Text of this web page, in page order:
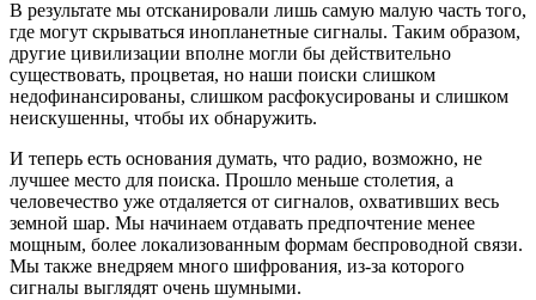
В результате мы отсканировали лишь самую малую часть того,
где могут скрываться инопланетные сигналы. Таким образом,
другие цивилизации вполне могли бы действительно
существовать, процветая, но наши поиски слишком
недофинансированы, слишком расфокусированы и слишком
неискушенны, чтобы их обнаружить.
И теперь есть основания думать, что радио, возможно, не
лучшее место для поиска. Прошло меньше столетия, а
человечество уже отдаляется от сигналов, охвативших весь
земной шар. Мы начинаем отдавать предпочтение менее
мощным, более локализованным формам беспроводной связи.
Мы также внедряем много шифрования, из-за которого
сигналы выглядят очень шумными.